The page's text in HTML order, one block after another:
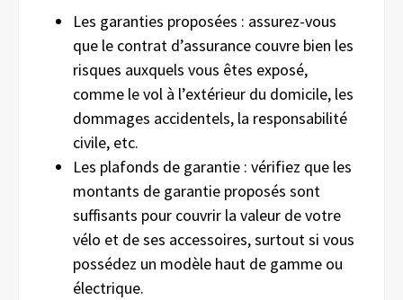
Les garanties proposées : assurez-vous
que le contrat d’assurance couvre bien les
risques auxquels vous êtes exposé,
comme le vol à l’extérieur du domicile, les
dommages accidentels, la responsabilité
civile, etc.
Les plafonds de garantie : vérifiez que les
montants de garantie proposés sont
suffisants pour couvrir la valeur de votre
vélo et de ses accessoires, surtout si vous
possédez un modèle haut de gamme ou
électrique.